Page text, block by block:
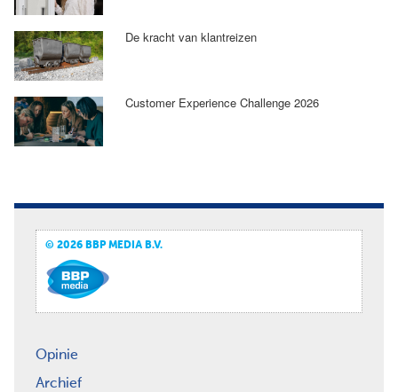
De kracht van klantreizen
Customer Experience Challenge 2026
© 2026 BBP MEDIA B.V.
Opinie
Archief